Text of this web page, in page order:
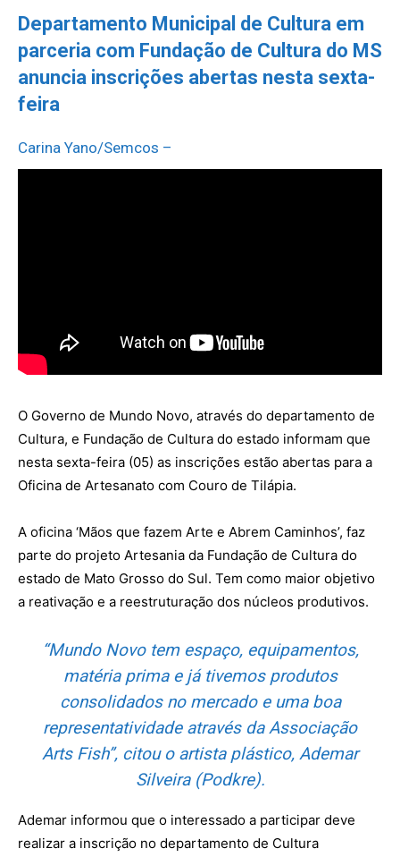
Departamento Municipal de Cultura em
parceria com Fundação de Cultura do MS
anuncia inscrições abertas nesta sexta-
feira
Carina Yano/Semcos –
O Governo de Mundo Novo, através do departamento de
Cultura, e Fundação de Cultura do estado informam que
nesta sexta-feira (05) as inscrições estão abertas para a
Oficina de Artesanato com Couro de Tilápia.
A oficina ‘Mãos que fazem Arte e Abrem Caminhos’, faz
parte do projeto Artesania da Fundação de Cultura do
estado de Mato Grosso do Sul. Tem como maior objetivo
a reativação e a reestruturação dos núcleos produtivos.
“Mundo Novo tem espaço, equipamentos,
matéria prima e já tivemos produtos
consolidados no mercado e uma boa
representatividade através da Associação
Arts Fish”, citou o artista plástico, Ademar
Silveira (Podkre).
Ademar informou que o interessado a participar deve
realizar a inscrição no departamento de Cultura